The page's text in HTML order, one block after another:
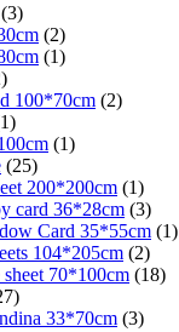
(3)
(2)
(1)
100*70cm (2)
(1)
(25)
200*200cm (1)
card 36*28cm (3)
Card 35*55cm (1)
104*205cm (2)
70*100cm (18)
33*70cm (3)